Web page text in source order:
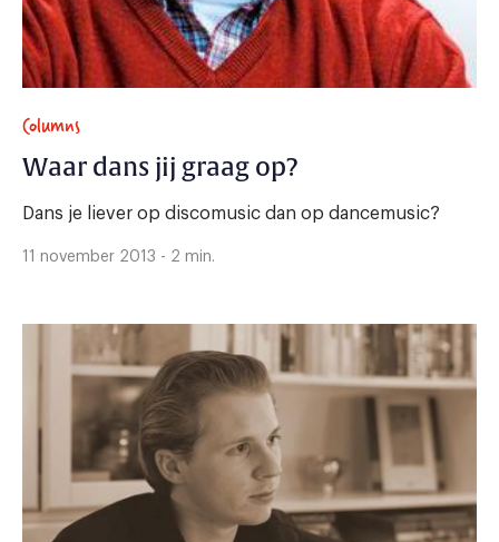
Columns
Waar dans jij graag op?
Dans je liever op discomusic dan op dancemusic?
11 november 2013 - 2 min.